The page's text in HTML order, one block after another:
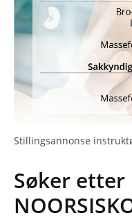
Stillingsannonse
Søker